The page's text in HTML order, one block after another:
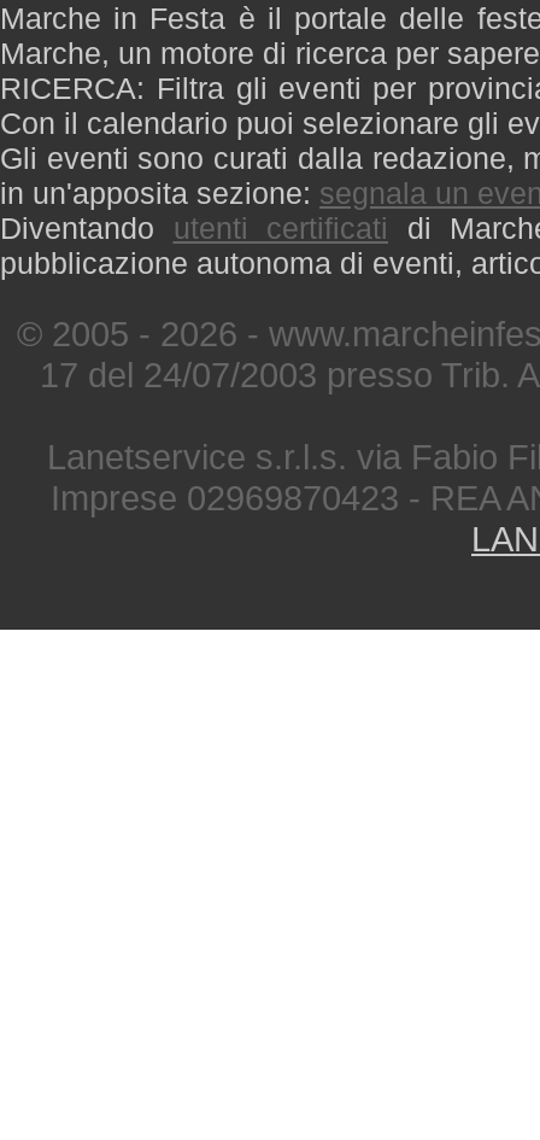
Marche in Festa è il portale delle
Marche, un motore di ricerca per
RICERCA: Filtra gli eventi per
Con il calendario puoi selezionare gli
Gli eventi sono curati dalla redazione,
in un'apposita sezione: segnala un
Diventando utenti certificati di
pubblicazione autonoma di eventi,
© 2005 - 2026 -
17 del 24/07/2003 presso Trib.
Lanetservice s.r.l.s. via Fabio
Imprese 02969870423 - REA